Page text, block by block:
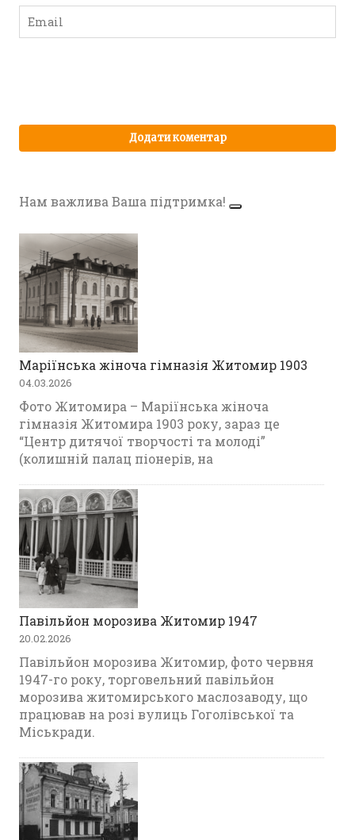
Нам важлива Ваша підтримка!
Маріїнська жіноча гімназія Житомир 1903
04.03.2026
Фото Житомира – Маріїнська жіноча
гімназія Житомира 1903 року, зараз це
“Центр дитячої творчості та молоді”
(колишній палац піонерів, на
Павільйон морозива Житомир 1947
20.02.2026
Павільйон морозива Житомир, фото червня
1947-го року, торговельний павільйон
морозива житомирського маслозаводу, що
працював на розі вулиць Гоголівської та
Міськради.